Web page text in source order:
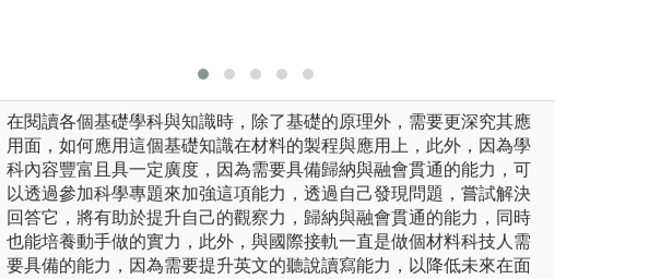
在閱讀各個基礎學科與知識時，除了基礎的原理外，需要更深究其應
用面，如何應用這個基礎知識在材料的製程與應用上，此外，因為學
科內容豐富且具一定廣度，因為需要具備歸納與融會貫通的能力，可
以透過參加科學專題來加強這項能力，透過自己發現問題，嘗試解決
回答它，將有助於提升自己的觀察力，歸納與融會貫通的能力，同時
也能培養動手做的實力，此外，與國際接軌一直是做個材料科技人需
要具備的能力，因為需要提升英文的聽說讀寫能力，以降低未來在面